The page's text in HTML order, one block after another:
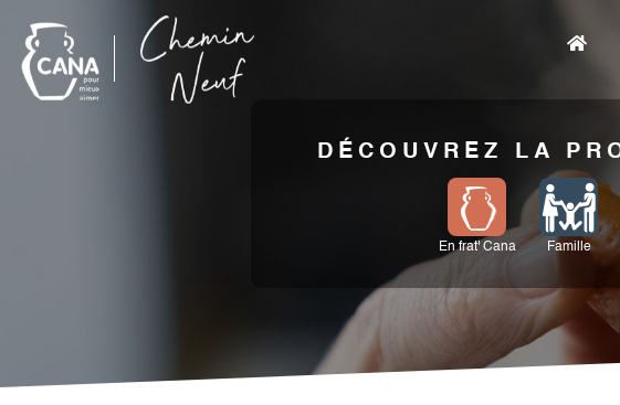
DÉCOUVREZ LA
En frat' Cana Famille